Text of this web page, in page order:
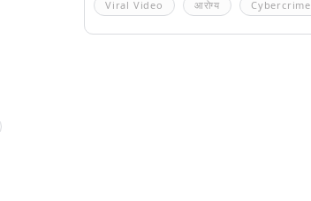
Viral Video आरोग्य Cybercrime